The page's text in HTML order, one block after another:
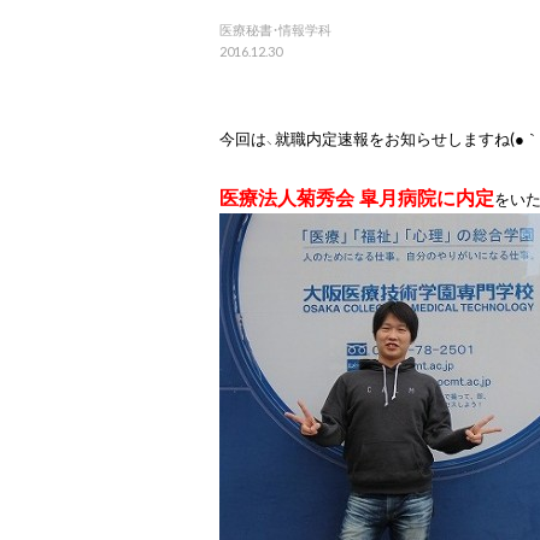
医療秘書・情報学科
2016.12.30
今回は、就職内定速報をお知らせしますね(●｀
医療法人菊秀会 皐月病院に内定